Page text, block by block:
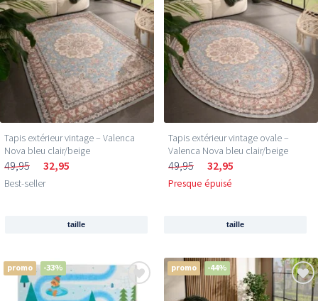
Tapis extérieur vintage – Valenca
Nova bleu clair/beige
49,95 32,95
Best-seller
taille
Tapis extérieur vintage ovale –
Valenca Nova bleu clair/beige
49,95 32,95
Presque épuisé
taille
promo -33% promo -44%